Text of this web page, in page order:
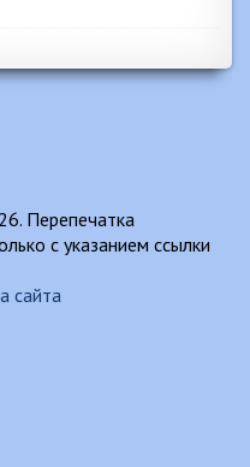
Перепечатка
с указанием ссылки
сайта